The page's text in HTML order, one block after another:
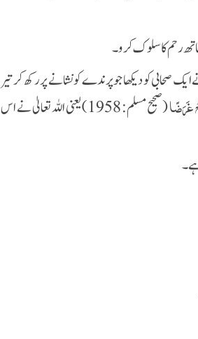
ساتھ رحم کا سلوک کرو۔
کو دیکھا جو پرندے کو نشانے پر رکھ کر تیر
غَرَضًا
(صحیح مسلم: 1958) یعنی اللہ تعالیٰ نے اس
۔